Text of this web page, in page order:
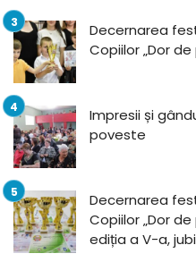
Decernarea
Copiilor „Dor
Impresii și
poveste
Decernarea
Copiilor „Dor
ediția a V-a,